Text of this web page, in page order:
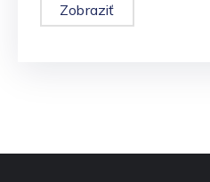
Zobraziť